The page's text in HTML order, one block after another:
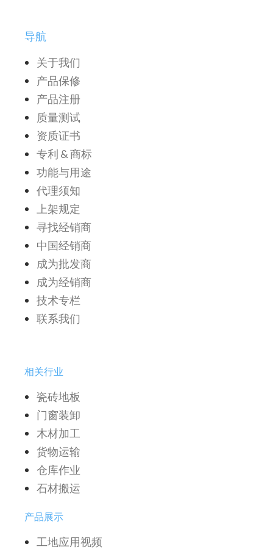
导航
关于我们
产品保修
产品注册
质量测试
资质证书
专利 & 商标
功能与用途
代理须知
上架规定
寻找经销商
中国经销商
成为批发商
成为经销商
技术专栏
联系我们
相关行业
瓷砖地板
门窗装卸
木材加工
货物运输
仓库作业
石材搬运
产品展示
工地应用视频